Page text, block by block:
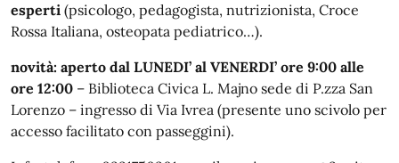
esperti (psicologo, pedagogista, nutrizionista, Croce
Rossa Italiana, osteopata pediatrico…).
novità: aperto dal LUNEDI’ al VENERDI’ ore 9:00 alle
ore 12:00 – Biblioteca Civica L. Majno sede di P.zza San
Lorenzo – ingresso di Via Ivrea (presente uno scivolo per
accesso facilitato con passeggini).